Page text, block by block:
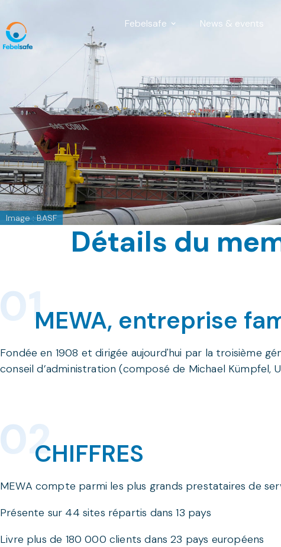
Febelsafe News & events
Image : BASF
Détails du
MEWA, entreprise
Fondée en 1908 et dirigée aujourd'hui par la troisième
conseil d’administration (composé de Michael Kümpfel,
CHIFFRES
MEWA compte parmi les plus grands prestataires de
Présente sur 44 sites répartis dans 13 pays
Livre plus de 180 000 clients dans 23 pays européens